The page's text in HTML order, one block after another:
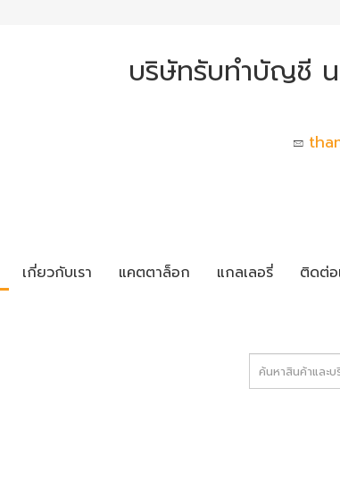
บริษัทรับทำบัญชี
เกี่ยวกับเรา แคตตาล็อก แกลเลอรี่ ติดต่อ